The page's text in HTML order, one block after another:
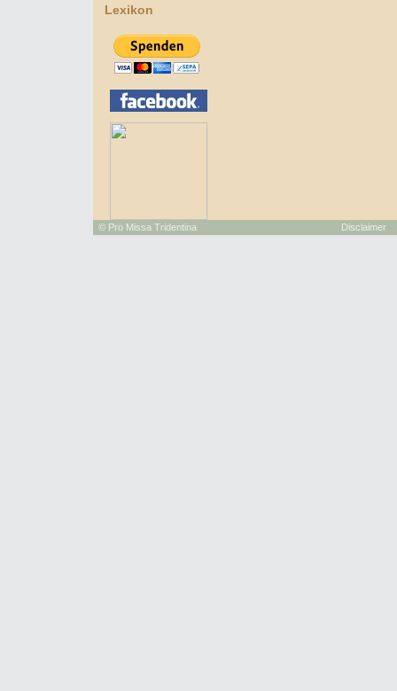
Lexikon
© Pro Missa Tridentina Disclaimer